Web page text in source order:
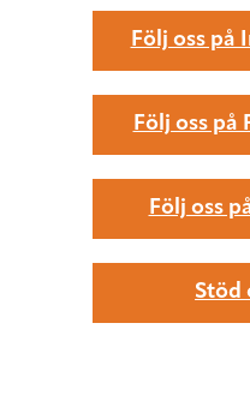
Följ oss på
Följ oss på
Följ oss
Stöd